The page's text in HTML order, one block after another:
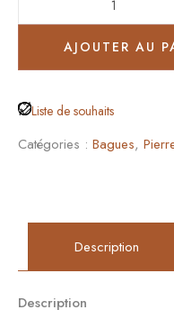
AJOUTER AU
Liste de souhaits
Catégories : Bagues,
Description
Description